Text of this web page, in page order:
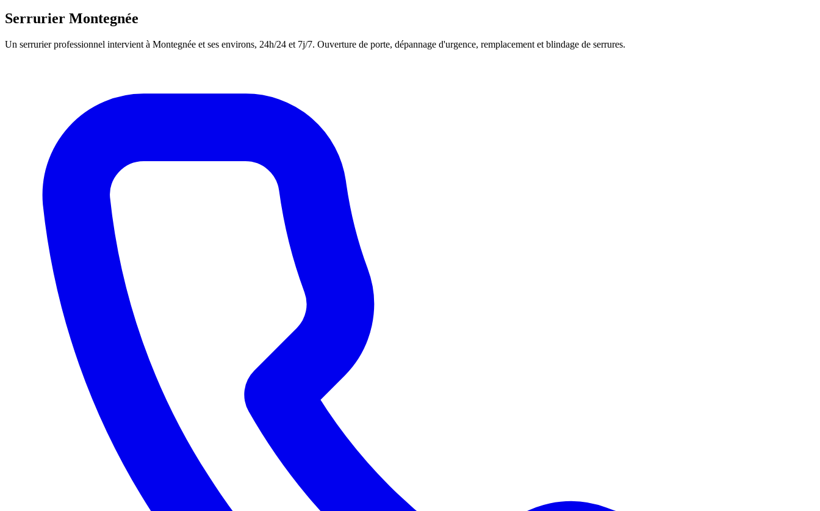
Serrurier Montegnée
Un serrurier professionnel intervient à Montegnée et ses environs, 24h/24 et 7j/7. Ouverture de porte, dépannage d'urgence, remplacement et blindage de serrures.